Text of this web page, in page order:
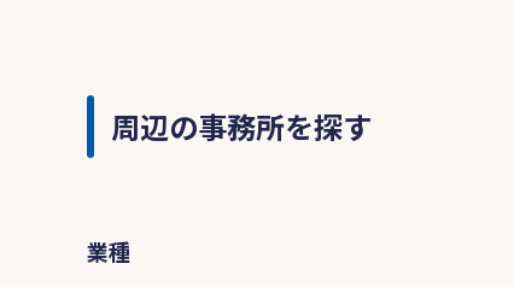
周辺の事務所を探す
業種